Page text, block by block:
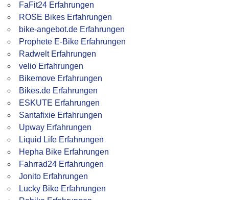
FaFit24 Erfahrungen
ROSE Bikes Erfahrungen
bike-angebot.de Erfahrungen
Prophete E-Bike Erfahrungen
Radwelt Erfahrungen
velio Erfahrungen
Bikemove Erfahrungen
Bikes.de Erfahrungen
ESKUTE Erfahrungen
Santafixie Erfahrungen
Upway Erfahrungen
Liquid Life Erfahrungen
Hepha Bike Erfahrungen
Fahrrad24 Erfahrungen
Jonito Erfahrungen
Lucky Bike Erfahrungen